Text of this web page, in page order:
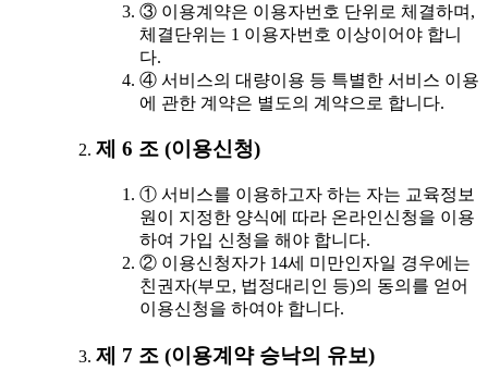
③ 이용계약은 이용자번호 단위로 체결하며,
체결단위는 1 이용자번호 이상이어야 합니
다.
④ 서비스의 대량이용 등 특별한 서비스 이용
에 관한 계약은 별도의 계약으로 합니다.
제 6 조 (이용신청)
① 서비스를 이용하고자 하는 자는 교육정보
원이 지정한 양식에 따라 온라인신청을 이용
하여 가입 신청을 해야 합니다.
② 이용신청자가 14세 미만인자일 경우에는
친권자(부모, 법정대리인 등)의 동의를 얻어
이용신청을 하여야 합니다.
제 7 조 (이용계약 승낙의 유보)